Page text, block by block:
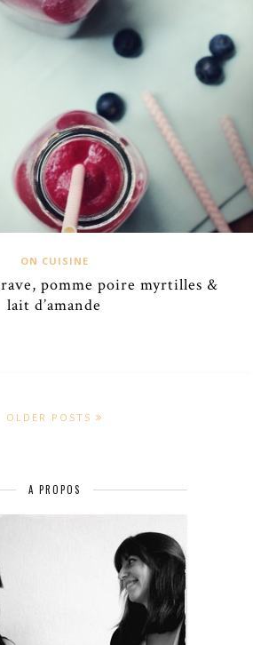
ON CUISINE
pomme poire myrtilles &
lait d’amande
OLDER POSTS
A PROPOS